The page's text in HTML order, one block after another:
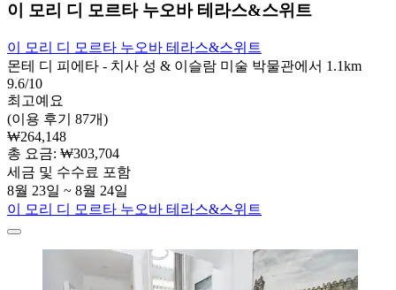
이 모리 디 모르타 누오바 테라스&스위트
이 모리 디 모르타 누오바 테라스&스위트
몬테 디 피에타 - 치사 성 & 이슬람 미술 박물관에서 1.1km
9.6/10
최고예요
(이용 후기 87개)
₩264,148
총 요금: ₩303,704
세금 및 수수료 포함
8월 23일 ~ 8월 24일
이 모리 디 모르타 누오바 테라스&스위트